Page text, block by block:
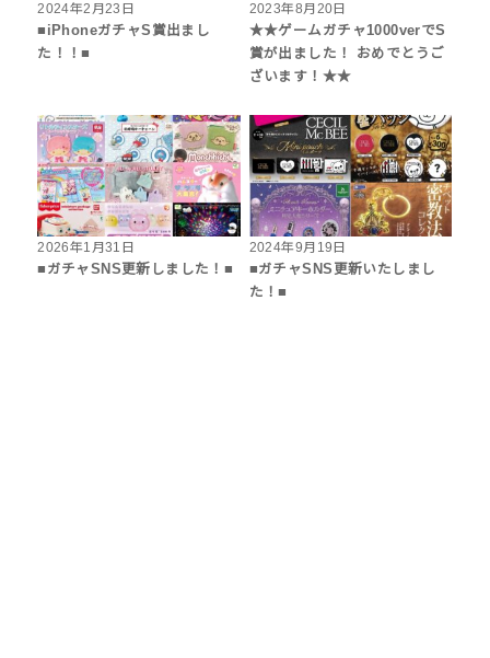
2024年2月23日
■iPhoneガチャS賞出まし
た！！■
2023年8月20日
★★ゲームガチャ1000verでS
賞が出ました！ おめでとうご
ざいます！★★
2026年1月31日
■ガチャSNS更新しました！■
2024年9月19日
■ガチャSNS更新いたしまし
た！■